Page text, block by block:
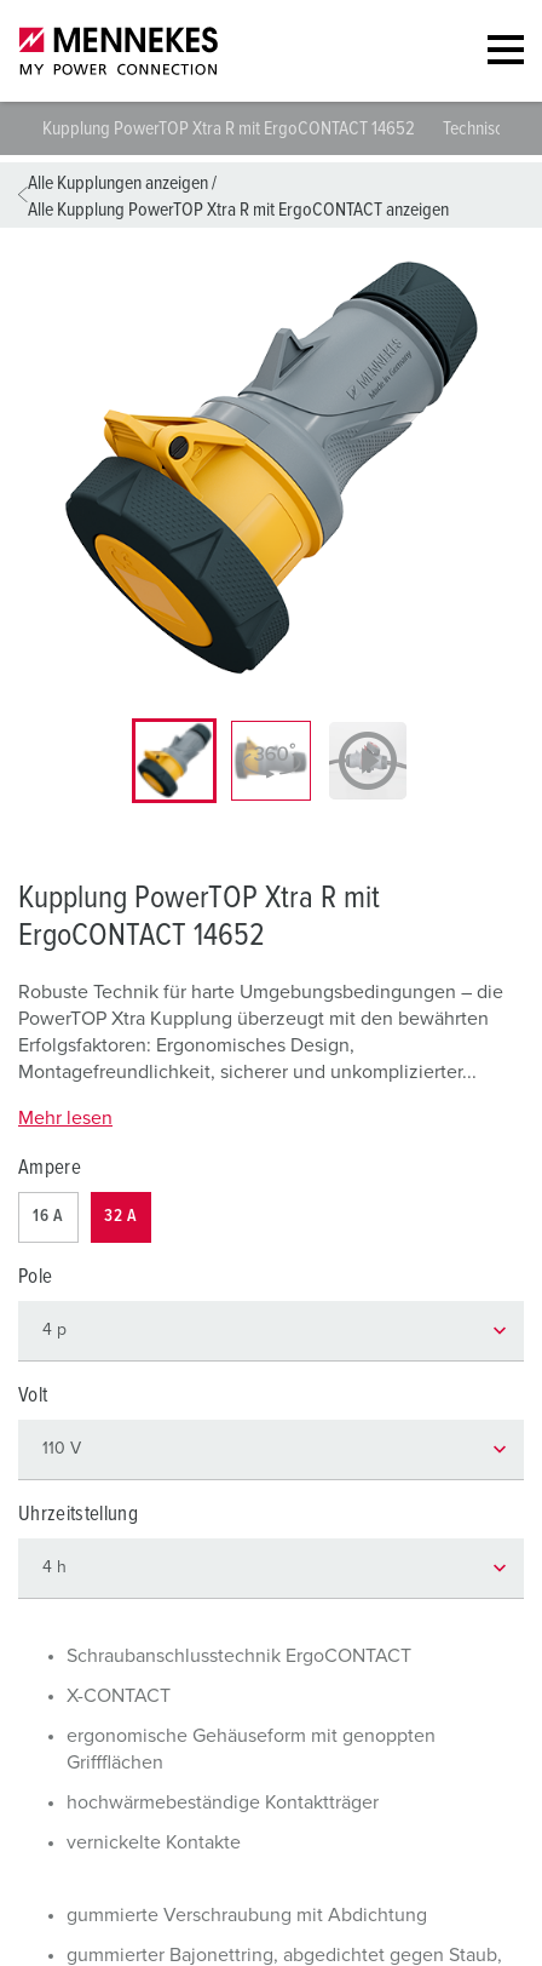
Kupplung PowerTOP Xtra R mit ErgoCONTACT 14652 Technische
Alle Kupplungen anzeigen/
Alle Kupplung PowerTOP Xtra R mit ErgoCONTACT anzeigen
Kupplung PowerTOP Xtra R mit
ErgoCONTACT 14652
Robuste Technik für harte Umgebungsbedingungen – die
PowerTOP Xtra Kupplung überzeugt mit den bewährten
Erfolgsfaktoren: Ergonomisches Design,
Montagefreundlichkeit, sicherer und unkomplizierter...
Mehr lesen
Ampere
16 A 32 A
Pole
Volt
Uhrzeitstellung
Schraubanschlusstechnik ErgoCONTACT
X-CONTACT
ergonomische Gehäuseform mit genoppten
Griffflächen
hochwärmebeständige Kontaktträger
vernickelte Kontakte
gummierte Verschraubung mit Abdichtung
gummierter Bajonettring, abgedichtet gegen Staub,